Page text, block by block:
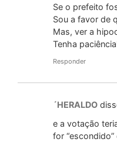
Se o prefeito
Sou a favor de
Mas, ver a
Tenha
Responder
´HERALDO
e a votação
for